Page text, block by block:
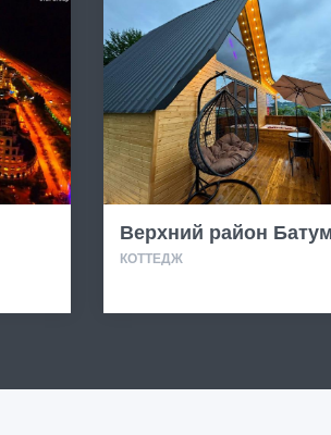
Верхний район
КОТТЕДЖ